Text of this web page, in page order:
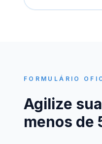
FORMULÁRIO
Agilize
menos de